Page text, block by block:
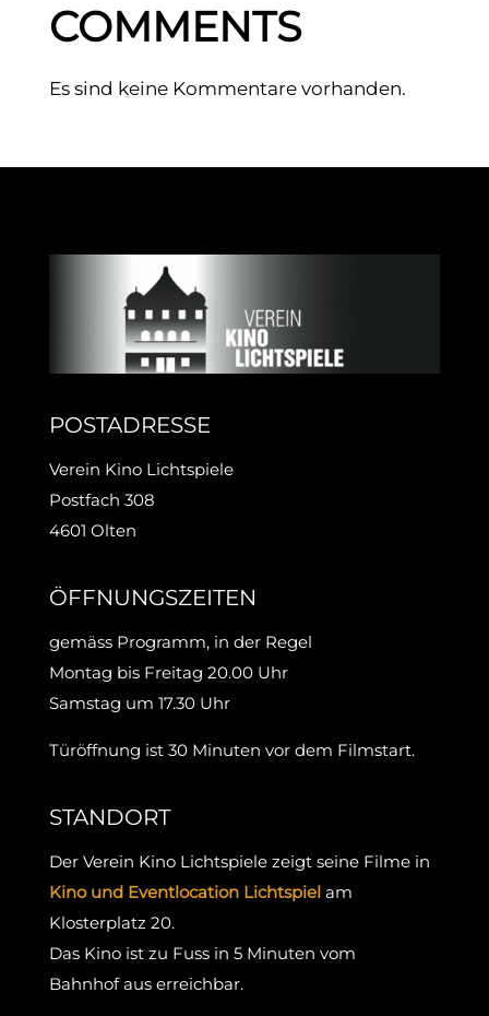
COMMENTS
Es sind keine Kommentare vorhanden.
POSTADRESSE
Verein Kino Lichtspiele
Postfach 308
4601 Olten
ÖFFNUNGSZEITEN
gemäss Programm, in der Regel
Montag bis Freitag 20.00 Uhr
Samstag um 17.30 Uhr
Türöffnung ist 30 Minuten vor dem Filmstart.
STANDORT
Der Verein Kino Lichtspiele zeigt seine Filme in
Kino und Eventlocation Lichtspielam
Klosterplatz 20.
Das Kino ist zu Fuss in 5 Minuten vom
Bahnhof aus erreichbar.